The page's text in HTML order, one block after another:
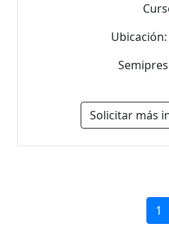
Solicitar más
1